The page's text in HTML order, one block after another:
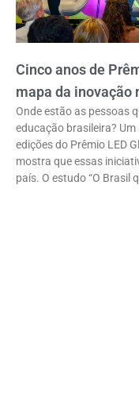
Cinco anos de
mapa da inovação
Onde estão as pessoas
educação brasileira?
edições do Prêmio LED
mostra que essas
país. O estudo “O Brasil